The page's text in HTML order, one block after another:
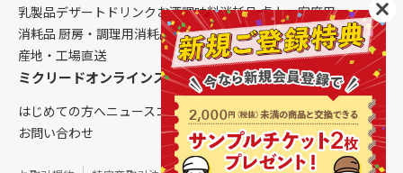
乳製品デザート ドリンク お酒調味料消耗品 卓上・客席用
消耗品 厨房・調理用消耗品 クレンリネス生鮮品（配送便限定）
産地・工場直送
ミクリードオンラインストアについて
はじめての方へニュースコラムご利用ガイド会社概要
お問い合わせ